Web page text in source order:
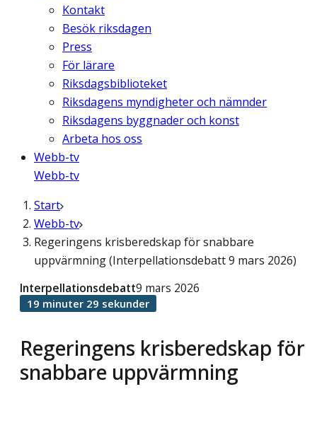
Kontakt
Besök riksdagen
Press
För lärare
Riksdagsbiblioteket
Riksdagens myndigheter och nämnder
Riksdagens byggnader och konst
Arbeta hos oss
Webb-tv
Webb-tv
Start
Webb-tv
Regeringens krisberedskap för snabbare
uppvärmning (Interpellationsdebatt 9 mars 2026)
Regeringens krisberedskap för
snabbare uppvärmning
Interpellationsdebatt9 mars 2026
19 minuter 29 sekunder